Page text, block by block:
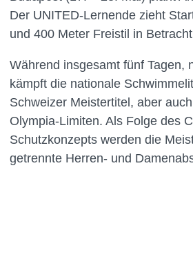
Der UNITED-Lernende zieht
und 400 Meter Freistil in
Während insgesamt fünf Tagen,
kämpft die nationale
Schweizer Meistertitel, aber
Olympia-Limiten. Als Folge des
Schutzkonzepts werden die
getrennte Herren- und